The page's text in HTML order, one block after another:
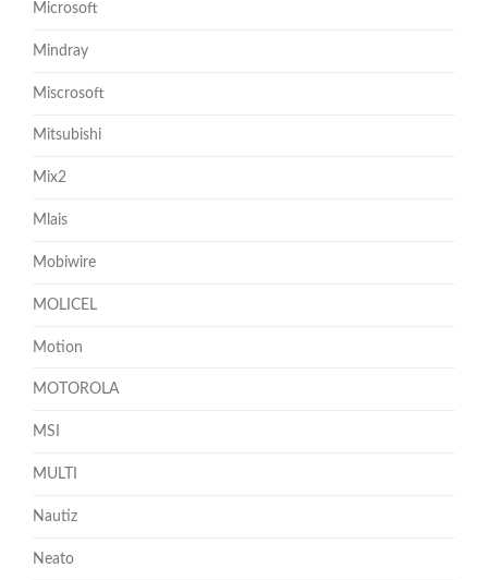
Microsoft
Mindray
Miscrosoft
Mitsubishi
Mix2
Mlais
Mobiwire
MOLICEL
Motion
MOTOROLA
MSI
MULTI
Nautiz
Neato